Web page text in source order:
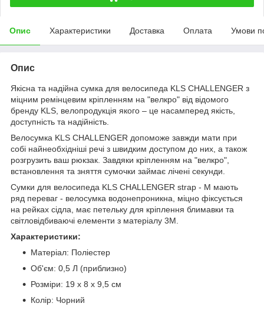
Опис Характеристики Доставка Оплата Умови
Опис
Якісна та надійна сумка для велосипеда KLS CHALLENGER з
міцним ремінцевим кріпленням на "велкро" від відомого
бренду KLS, велопродукція якого – це насамперед якість,
доступність та надійність.
Велосумка KLS CHALLENGER допоможе завжди мати при
собі найнеобхідніші речі з швидким доступом до них, а також
розгрузить ваш рюкзак. Завдяки кріпленням на "велкро",
встановлення та зняття сумочки займає лічені секунди.
Сумки для велосипеда KLS CHALLENGER strap - M мають
ряд переваг - велосумка водонепроникна, міцно фіксується
на рейках сідла, має петельку для кріплення блимавки та
світловідбиваючі елементи з матеріалу 3M.
Характеристики:
Матеріал: Поліестер
Об'єм: 0,5 Л (приблизно)
Розміри: 19 x 8 x 9,5 см
Колір: Чорний